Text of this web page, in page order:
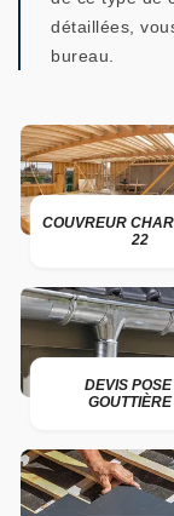
détaillées,
bureau.
COUVREUR
22
DEVIS